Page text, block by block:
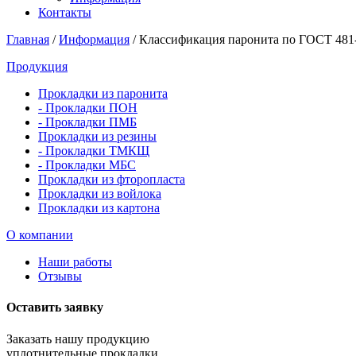
Контакты
Главная /Информация /Классификация паронита по ГОСТ
Продукция
Прокладки из паронита
- Прокладки ПОН
- Прокладки ПМБ
Прокладки из резины
- Прокладки ТМКЩ
- Прокладки МБС
Прокладки из фторопласта
Прокладки из войлока
Прокладки из картона
О компании
Наши работы
Отзывы
Оставить заявку
Заказать нашу продукцию
уплотнительные прокладки